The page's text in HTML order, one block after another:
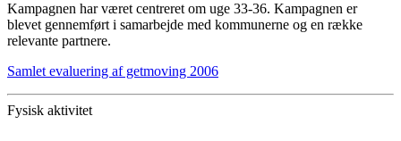
Kampagnen har været centreret om uge 33-36. Kampagnen er
blevet gennemført i samarbejde med kommunerne og en række
relevante partnere.
Samlet evaluering af getmoving 2006
Fysisk aktivitet